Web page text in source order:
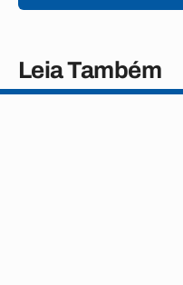
Leia Também